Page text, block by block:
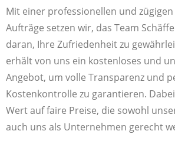
Mit einer professionellen und
Aufträge setzen wir, das Team
daran, Ihre Zufriedenheit zu
erhält von uns ein kostenloses und
Angebot, um volle Transparenz und
Kostenkontrolle zu garantieren.
Wert auf faire Preise, die sowohl
auch uns als Unternehmen gerecht